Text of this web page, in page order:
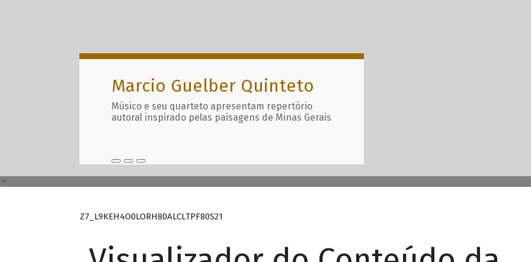
Marcio Guelber Quinteto
Músico e seu quarteto apresentam repertório
autoral inspirado pelas paisagens de Minas Gerais
Z7_L9KEH4O0LORH80ALCLTPF80S21